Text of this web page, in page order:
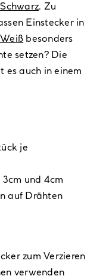
. Zu
Einstecker in
besonders
setzen? Die
es auch in einem
je
3cm und 4cm
auf Drähten
zum Verzieren
verwenden